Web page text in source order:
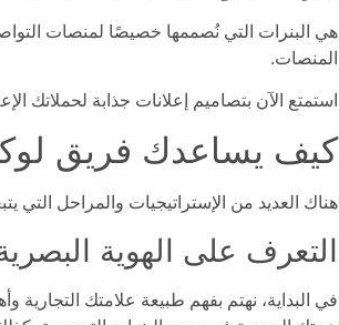
هي البنرات التي نُصممها خصيصًا لمنصات
المنصات.
استمتع الآن بتصاميم إعلانات جذابة لحملاتك الإعلانية
كيف يساعدك فريق لوكر 20 في الحصول على بنرات
هناك العديد من الإستراتيجيات والمراحل التي
التعرف على الهوية
في البداية، نهتم بفهم طبيعة علامتك